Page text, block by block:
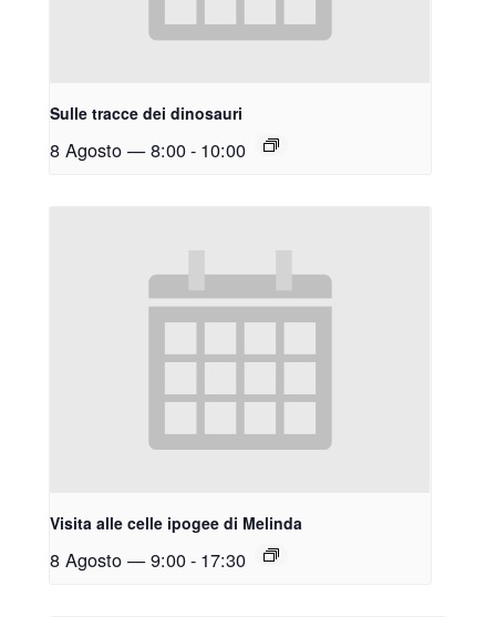
Sulle tracce dei dinosauri
8 Agosto — 8:00- 10:00
Visita alle celle ipogee di Melinda
8 Agosto — 9:00- 17:30